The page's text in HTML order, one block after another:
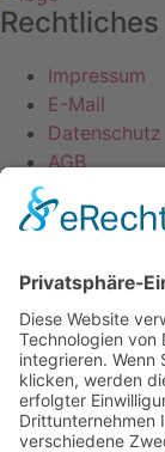
Rechtliches
Impressum
E-Mail
Datenschutz
AGB
Sitemap
Leistungen
Referenzen
Poolbau
Kontakt
Kontakt
Michael